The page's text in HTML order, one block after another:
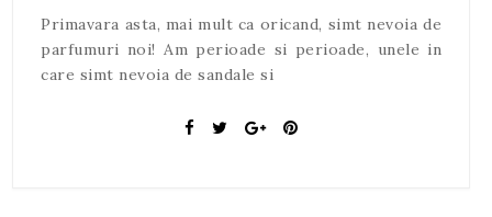
Primavara asta, mai mult ca oricand, simt nevoia de
parfumuri noi! Am perioade si perioade, unele in
care simt nevoia de sandale si